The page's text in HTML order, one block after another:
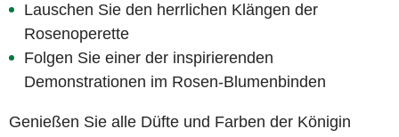
Lauschen Sie den herrlichen Klängen der
Rosenoperette
Folgen Sie einer der inspirierenden
Demonstrationen im Rosen-Blumenbinden
Genießen Sie alle Düfte und Farben der Königin